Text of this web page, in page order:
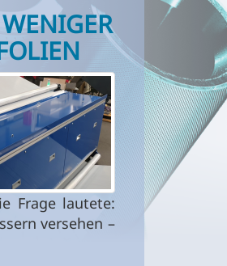
Frage lautete:
versehen –